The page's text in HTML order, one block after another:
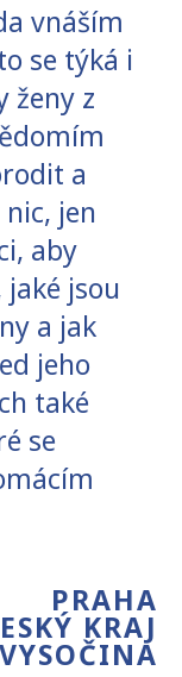
vnáším
se týká i
ženy z
a
jen
aby
jsou
a jak
jeho
také
se
PRAHA
KRAJ